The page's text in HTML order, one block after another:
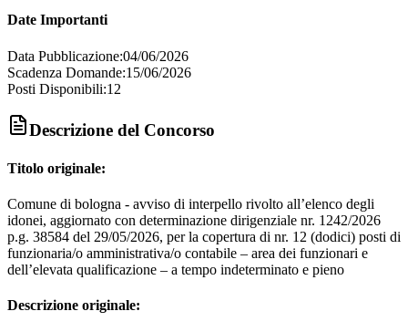
Date Importanti
Data Pubblicazione:04/06/2026
Scadenza Domande:15/06/2026
Posti Disponibili:12
Descrizione del Concorso
Titolo originale:
Comune di bologna - avviso di interpello rivolto all’elenco degli
idonei, aggiornato con determinazione dirigenziale nr. 1242/2026
p.g. 38584 del 29/05/2026, per la copertura di nr. 12 (dodici) posti di
funzionaria/o amministrativa/o contabile – area dei funzionari e
dell’elevata qualificazione – a tempo indeterminato e pieno
Descrizione originale: